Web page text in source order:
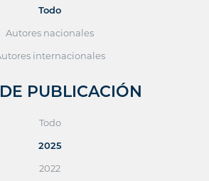
Todo
Autores nacionales
internacionales
PUBLICACIÓN
Todo
2025
2022